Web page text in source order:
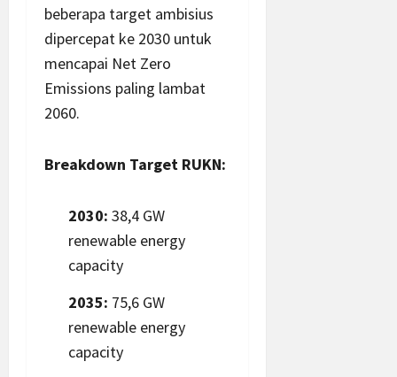
beberapa target ambisius
dipercepat ke 2030 untuk
mencapai Net Zero
Emissions paling lambat
2060.
Breakdown Target RUKN:
2030: 38,4 GW
renewable energy
capacity
2035: 75,6 GW
renewable energy
capacity